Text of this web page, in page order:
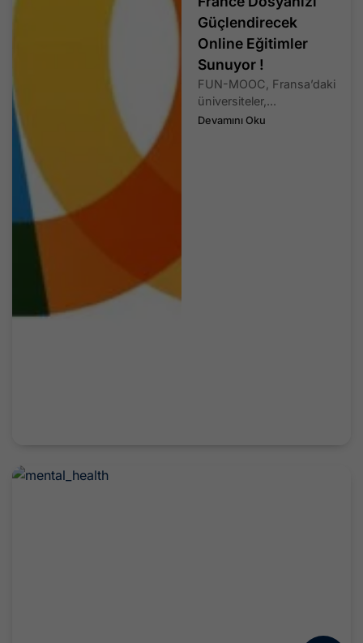
Güçlendirecek
Online Eğitimler
Sunuyor !
FUN-MOOC, Fransa’daki
üniversiteler,...
Devamını Oku